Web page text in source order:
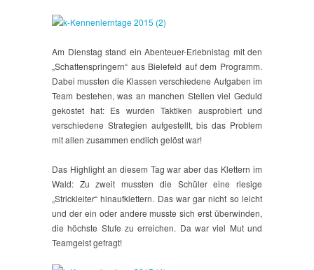
Am Dienstag stand ein Abenteuer-Erlebnistag mit den
„Schattenspringern“ aus Bielefeld auf dem Programm.
Dabei mussten die Klassen verschiedene Aufgaben im
Team bestehen, was an manchen Stellen viel Geduld
gekostet hat: Es wurden Taktiken ausprobiert und
verschiedene Strategien aufgestellt, bis das Problem
mit allen zusammen endlich gelöst war!
Das Highlight an diesem Tag war aber das Klettern im
Wald: Zu zweit mussten die Schüler eine riesige
„Strickleiter“ hinaufklettern. Das war gar nicht so leicht
und der ein oder andere musste sich erst überwinden,
die höchste Stufe zu erreichen. Da war viel Mut und
Teamgeist gefragt!